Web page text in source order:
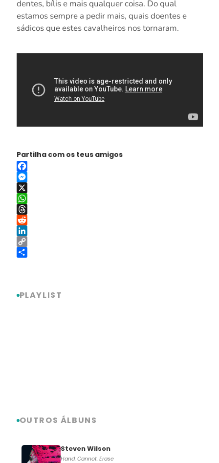
dentes, bílis e mais qualquer coisa. Do qual
estamos sempre a pedir mais, quais doentes e
sádicos que estes cavalheiros nos tornaram.
Partilha com os teus amigos
Facebook
Messenger
X
WhatsApp
Threads
Reddit
LinkedIn
Copy
PLAYLIST
OUTROS ÁLBUNS
Steven Wilson
Hand. Cannot. Erase